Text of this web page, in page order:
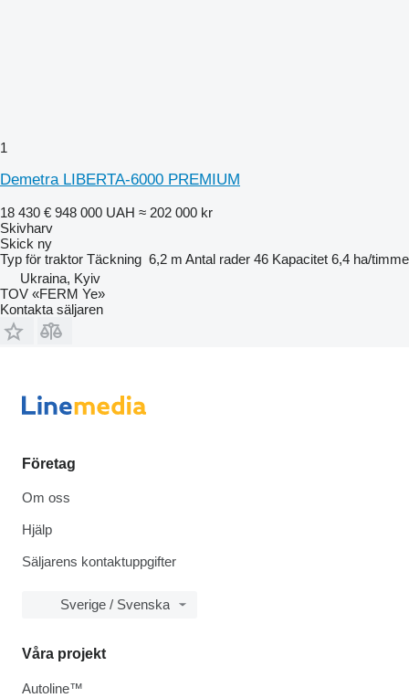
1
Demetra LIBERTA-6000 PREMIUM
18 430 € 948 000 UAH ≈ 202 000 kr
Skivharv
Skick ny
Typ för traktor Täckning 6,2 m Antal rader 46 Kapacitet 6,4 ha/timme
Ukraina, Kyiv
TOV «FERM Ye»
Kontakta säljaren
Företag
Om oss
Hjälp
Säljarens kontaktuppgifter
Sverige / Svenska
Våra projekt
Autoline™